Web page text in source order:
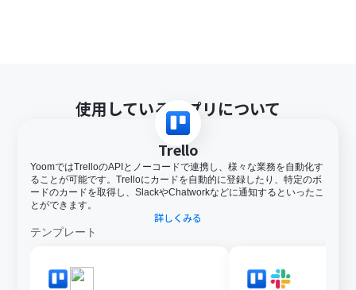
使用しているアプリについて
Trello
YoomではTrelloのAPIとノーコードで連携し、様々な業務を自動化す
ることが可能です。Trelloにカードを自動的に登録したり、特定のボ
ードのカードを取得し、SlackやChatworkなどに通知するといったこ
とができます。
詳しくみる
テンプレート